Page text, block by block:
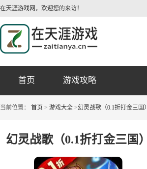
在天涯游戏网，欢迎您的来访！
首页 游戏攻略
当前位置： 首页 > 游戏大全 >幻灵战歌（0.1折打金三国）
幻灵战歌（0.1折打金三国）